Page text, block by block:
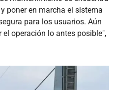
poner en marcha el sistema
para los usuarios. Aún
operación lo antes posible",